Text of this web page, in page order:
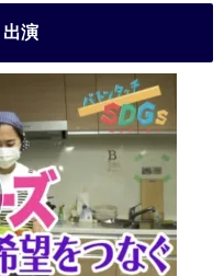
演